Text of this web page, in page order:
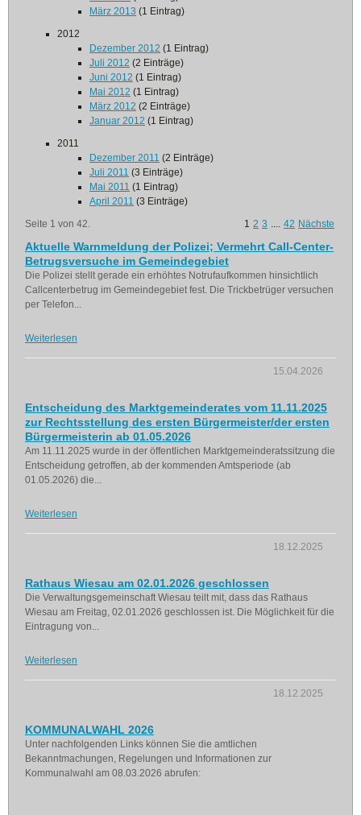
März 2013 (1 Eintrag)
2012
Dezember 2012 (1 Eintrag)
Juli 2012 (2 Einträge)
Juni 2012 (1 Eintrag)
Mai 2012 (1 Eintrag)
März 2012 (2 Einträge)
Januar 2012 (1 Eintrag)
2011
Dezember 2011 (2 Einträge)
Juli 2011 (3 Einträge)
Mai 2011 (1 Eintrag)
April 2011 (3 Einträge)
Seite 1 von 42.
1 2 3 .... 42 Nächste
Aktuelle Warnmeldung der Polizei; Vermehrt Call-Center-
Betrugsversuche im Gemeindegebiet
Die Polizei stellt gerade ein erhöhtes Notrufaufkommen hinsichtlich
Callcenterbetrug im Gemeindegebiet fest. Die Trickbetrüger versuchen
per Telefon...
Weiterlesen
15.04.2026
Entscheidung des Marktgemeinderates vom 11.11.2025
zur Rechtsstellung des ersten Bürgermeister/der ersten
Bürgermeisterin ab 01.05.2026
Am 11.11.2025 wurde in der öffentlichen Marktgemeinderatssitzung die
Entscheidung getroffen, ab der kommenden Amtsperiode (ab
01.05.2026) die...
Weiterlesen
18.12.2025
Rathaus Wiesau am 02.01.2026 geschlossen
Die Verwaltungsgemeinschaft Wiesau teilt mit, dass das Rathaus
Wiesau am Freitag, 02.01.2026 geschlossen ist. Die Möglichkeit für die
Eintragung von...
Weiterlesen
18.12.2025
KOMMUNALWAHL 2026
Unter nachfolgenden Links können Sie die amtlichen
Bekanntmachungen, Regelungen und Informationen zur
Kommunalwahl am 08.03.2026 abrufen: